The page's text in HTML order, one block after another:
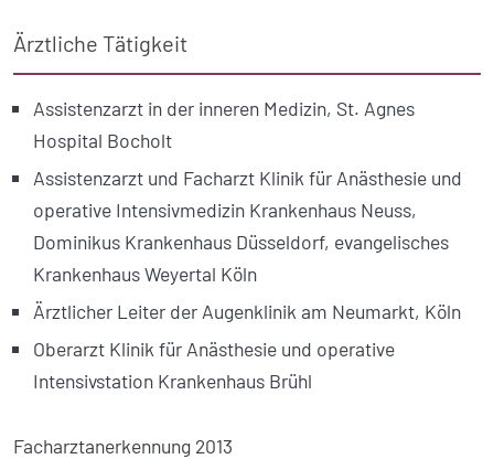
Ärztliche Tätigkeit
Assistenzarzt in der inneren Medizin, St. Agnes
Hospital Bocholt
Assistenzarzt und Facharzt Klinik für Anästhesie und
operative Intensiv­medizin Krankenhaus Neuss,
Dominikus Krankenhaus Düsseldorf, evangelisches
Krankenhaus Weyertal Köln
Ärztlicher Leiter der Augenklinik am Neumarkt, Köln
Oberarzt Klinik für Anästhesie und operative
Intensivstation Kranken­haus Brühl
Facharztanerkennung 2013